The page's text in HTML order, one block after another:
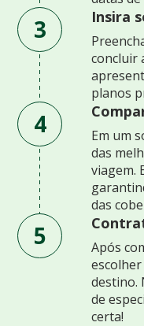
3 Insira
concluir
planos
4
Em um
das
viagem.
das
5
Após
destino.
de
certa!